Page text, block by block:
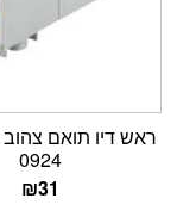
0924
₪31